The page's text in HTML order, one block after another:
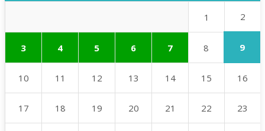
1 2
3 4 5 6 7 8 9
10 11 12 13 14 15 16
17 18 19 20 21 22 23